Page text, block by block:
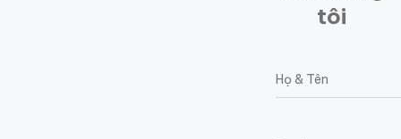
tôi